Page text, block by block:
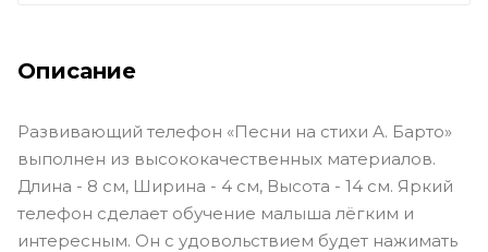
Описание
Развивающий телефон «Песни на стихи А. Барто»
выполнен из высококачественных материалов.
Длина - 8 см, Ширина - 4 см, Высота - 14 см. Яркий
телефон сделает обучение малыша лёгким и
интересным. Он с удовольствием будет нажимать